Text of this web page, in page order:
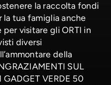
la raccolta fondi
la tua famiglia anche
visitare gli ORTI in
diversi
della
SUL
GADGET VERDE 50